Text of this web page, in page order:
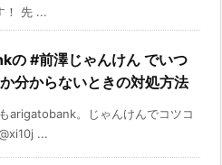
！ 先 ...
の #前澤じゃんけん でいつ
分からないときの対処方法
arigatobank。じゃんけんでコツコ
...